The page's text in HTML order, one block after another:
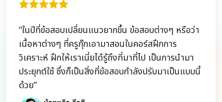
“ในปีที่ข้อสอบเปลี่ยนแนวยากขึ้น ข้อสอบต่างๆ หรือว่า
เนื้อหาต่างๆ ที่ครูกุ๊กเอามาสอนในคอร์สฝึกการ
วิเคราะห์ ฝึกให้เราเนี่ยได้รู้ถึงที่มาที่ไป เป็นการนำมา
ประยุกต์ใช้ ซึ่งก็เป็นสิ่งที่ข้อสอบกำลังปรับมาเป็นแบบนี้
ด้วย”